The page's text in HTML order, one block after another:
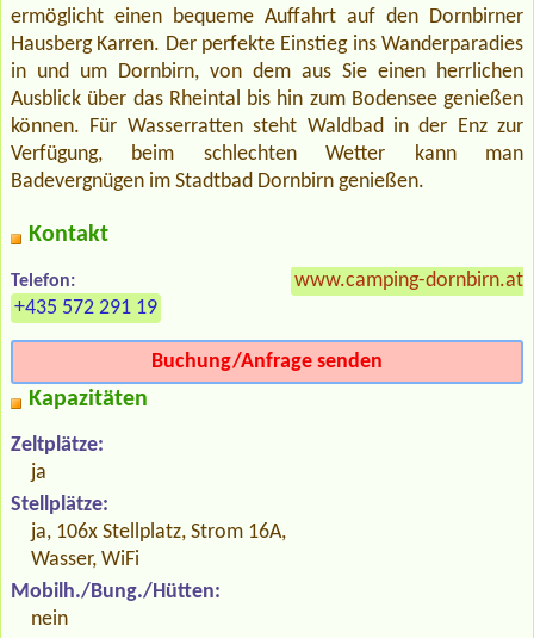
ermöglicht einen bequeme Auffahrt auf den Dornbirner
Hausberg Karren. Der perfekte Einstieg ins Wanderparadies
in und um Dornbirn, von dem aus Sie einen herrlichen
Ausblick über das Rheintal bis hin zum Bodensee genießen
können. Für Wasserratten steht Waldbad in der Enz zur
Verfügung, beim schlechten Wetter kann man
Badevergnügen im Stadtbad Dornbirn genießen.
Kontakt
Telefon:
+435 572 291 19
www.camping-dornbirn.at
Buchung/Anfrage senden
Kapazitäten
Zeltplätze:
ja
Stellplätze:
ja, 106x Stellplatz, Strom 16A,
Wasser, WiFi
Mobilh./Bung./Hütten:
nein